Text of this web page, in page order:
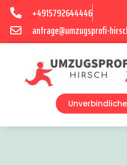
+4915792644446
anfrage@umzugsprofi-